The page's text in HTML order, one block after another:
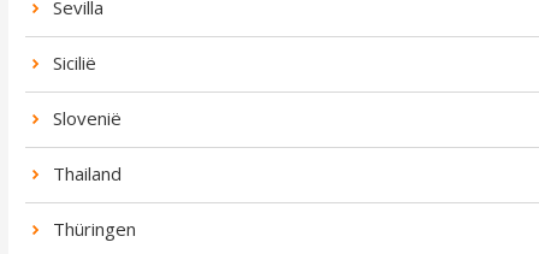
Sevilla
Sicilië
Slovenië
Thailand
Thüringen